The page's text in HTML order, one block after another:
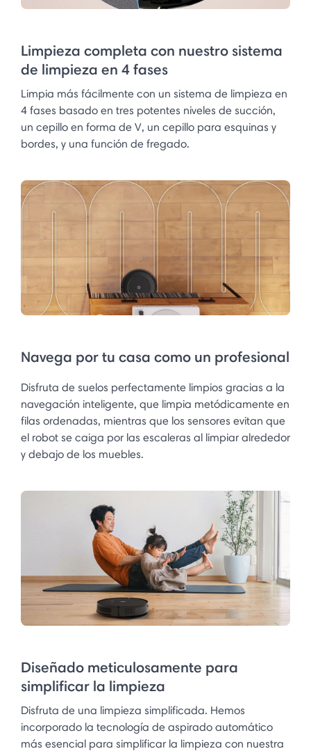
Limpieza completa con nuestro sistema
de limpieza en 4 fases
Limpia más fácilmente con un sistema de limpieza en
4 fases basado en tres potentes niveles de succión,
un cepillo en forma de V, un cepillo para esquinas y
bordes, y una función de fregado.
Navega por tu casa como un profesional
Disfruta de suelos perfectamente limpios gracias a la
navegación inteligente, que limpia metódicamente en
filas ordenadas, mientras que los sensores evitan que
el robot se caiga por las escaleras al limpiar alrededor
y debajo de los muebles​.
Diseñado meticulosamente para
simplificar la limpieza
Disfruta de una limpieza simplificada. Hemos
incorporado la tecnología de aspirado automático
más esencial para simplificar la limpieza con nuestra